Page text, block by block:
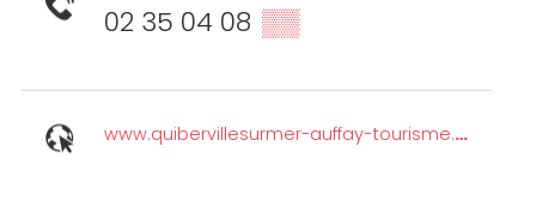
02 35 04 08 ▒▒
www.quibervillesurmer-auffay-tourisme.com